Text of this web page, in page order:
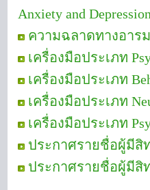
Anxiety and
ความฉลาดทางอาร
เครื่องมือประเภท
เครื่องมือประเภท
เครื่องมือประเภท
เครื่องมือประเภท
ประกาศรายชื่อผู้มีสิ
ประกาศรายชื่อผู้มีสิ